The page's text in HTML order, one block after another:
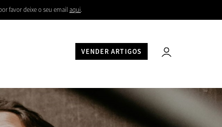
favor deixe o seu emailaqui.
VENDER ARTIGOS